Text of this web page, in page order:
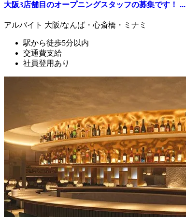
大阪3店舗目のオープニングスタッフの募集です！ ...
アルバイト 大阪/なんば・心斎橋・ミナミ
駅から徒歩5分以内
交通費支給
社員登用あり